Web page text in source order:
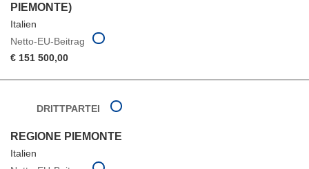
PIEMONTE)
Italien
Netto-EU-Beitrag
€ 151 500,00
DRITTPARTEI
REGIONE PIEMONTE
Italien